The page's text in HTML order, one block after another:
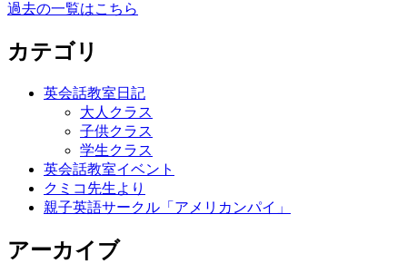
過去の一覧はこちら
カテゴリ
英会話教室日記
大人クラス
子供クラス
学生クラス
英会話教室イベント
クミコ先生より
親子英語サークル「アメリカンパイ」
アーカイブ